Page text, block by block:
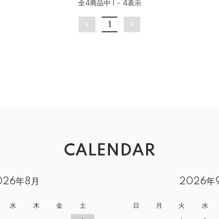
全4商品中 1 - 4表示
CALENDAR
年8月
水 木 金 土
2026年
日 月 火 水